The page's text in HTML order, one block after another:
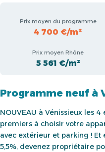
Prix moyen du programme
4 700 €/m²
Prix moyen Rhône
5 561 €/m²
Programme neuf à
NOUVEAU à Vénissieux les
premiers à choisir votre
avec extérieur et parking ! Et
5,5%, devenez propriétaire